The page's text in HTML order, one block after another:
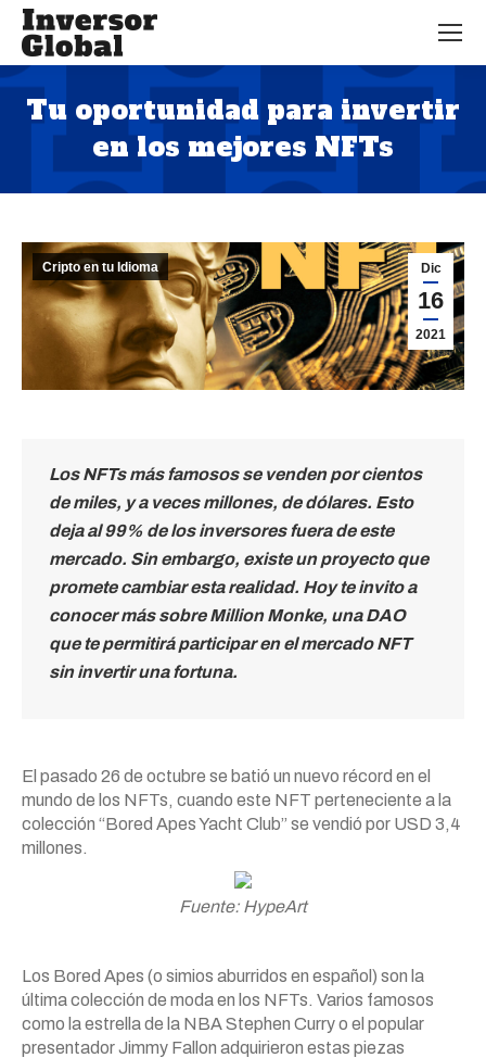
Tu oportunidad para invertir
en los mejores NFTs
Estás aquí:
Dic
16
2021
Cripto en tu Idioma
Los NFTs más famosos se venden por cientos
de miles, y a veces millones, de dólares. Esto
deja al 99% de los inversores fuera de este
mercado. Sin embargo, existe un proyecto que
promete cambiar esta realidad. Hoy te invito a
conocer más sobre Million Monke, una DAO
que te permitirá participar en el mercado NFT
sin invertir una fortuna.
El pasado 26 de octubre se batió un nuevo récord en el
mundo de los NFTs, cuando este NFT perteneciente a la
colección “Bored Apes Yacht Club” se vendió por USD 3,4
millones.
Fuente: HypeArt
Los Bored Apes (o simios aburridos en español) son la
última colección de moda en los NFTs. Varios famosos
como la estrella de la NBA Stephen Curry o el popular
presentador Jimmy Fallon adquirieron estas piezas